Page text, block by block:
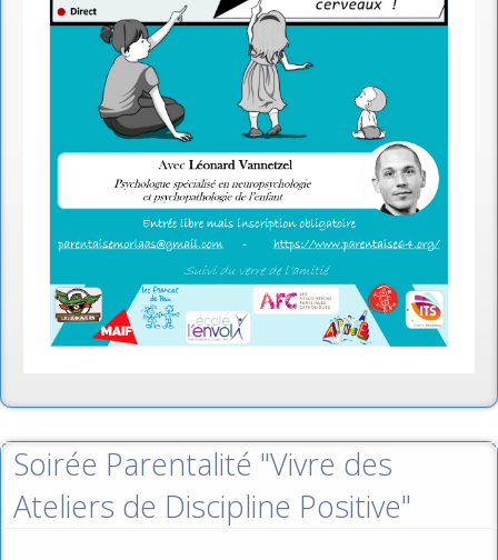
Soirée Parentalité "Vivre des
Ateliers de Discipline Positive"